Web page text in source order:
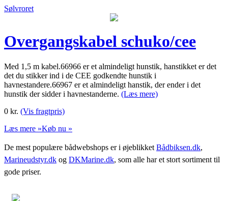
Sølvroret
Overgangskabel schuko/cee
Med 1,5 m kabel.66966 er et almindeligt hunstik, hanstikket er det
det du stikker ind i de CEE godkendte hunstik i
havnestandere.66967 er et almindeligt hanstik, der ender i det
hunstik der sidder i havnestanderne. (Læs mere)
0 kr. (Vis fragtpris)
Læs mere »Køb nu »
De mest populære bådwebshops er i øjeblikket Bådbiksen.dk,
Marineudstyr.dk og DKMarine.dk, som alle har et stort sortiment til
gode priser.